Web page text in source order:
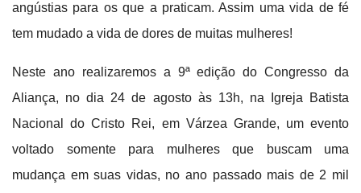
angústias para os que a praticam. Assim uma vida de fé
tem mudado a vida de dores de muitas mulheres!
Neste ano realizaremos a 9ª edição do Congresso da
Aliança, no dia 24 de agosto às 13h, na Igreja Batista
Nacional do Cristo Rei, em Várzea Grande, um evento
voltado somente para mulheres que buscam uma
mudança em suas vidas, no ano passado mais de 2 mil